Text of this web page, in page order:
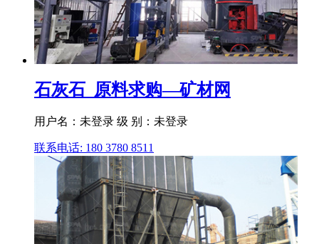
石灰石_原料求购—矿材网
用户名：未登录 级 别：未登录
联系电话: 180 3780 8511